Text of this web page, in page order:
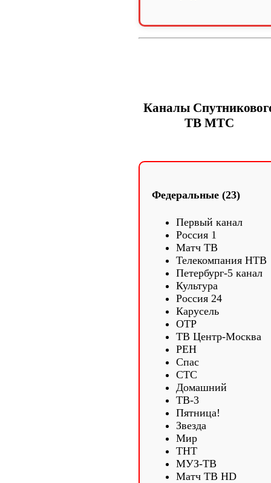
Каналы
ТВ МТС
Федеральные (23)
Первый канал
Россия 1
Матч ТВ
Телекомпания НТВ
Петербург-5 канал
Культура
Россия 24
Карусель
ОТР
ТВ Центр-Москва
РЕН
Спас
СТС
Домашний
ТВ-3
Пятница!
Звезда
Мир
ТНТ
МУЗ-ТВ
Матч ТВ HD